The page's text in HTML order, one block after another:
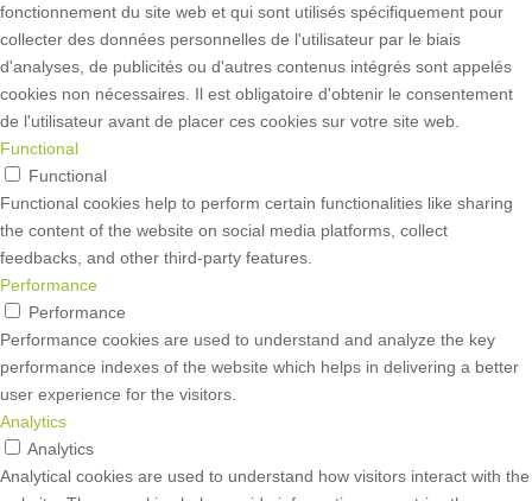
fonctionnement du site web et qui sont utilisés spécifiquement pour
collecter des données personnelles de l'utilisateur par le biais
d'analyses, de publicités ou d'autres contenus intégrés sont appelés
cookies non nécessaires. Il est obligatoire d'obtenir le consentement
de l'utilisateur avant de placer ces cookies sur votre site web.
Functional
Functional
Functional cookies help to perform certain functionalities like sharing
the content of the website on social media platforms, collect
feedbacks, and other third-party features.
Performance
Performance
Performance cookies are used to understand and analyze the key
performance indexes of the website which helps in delivering a better
user experience for the visitors.
Analytics
Analytics
Analytical cookies are used to understand how visitors interact with the